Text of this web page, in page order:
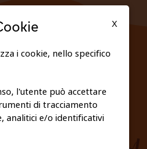
POLICY
X
i cookie, nello specifico
l'utente può accettare
di tracciamento
analitici e/o identificativi